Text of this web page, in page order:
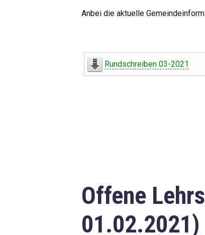
Anbei die aktuelle
Rundschreiben 03-2021
Offene
01.02.2021)